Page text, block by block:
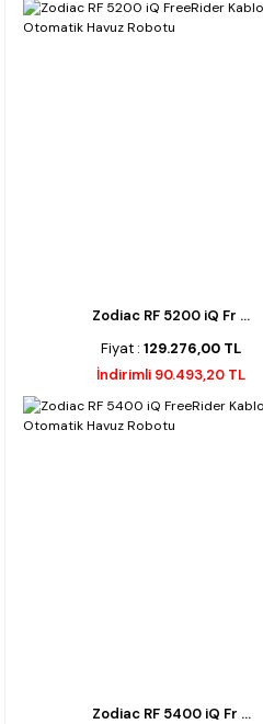
Zodiac RF 5200 iQ Fr ...
Fiyat : 129.276,00 TL
İndirimli 90.493,20 TL
Zodiac RF 5400 iQ Fr ...